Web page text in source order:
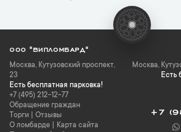
ООО "ВИПЛОМБАРД"
Москва, Кутузовский проспект,
23
Есть бесплатная парковка!
+7 (495) 212-12-77
Обращение граждан
Торги
Отзывы
О ломбарде
Карта сайта
Москва,
Есть
+7